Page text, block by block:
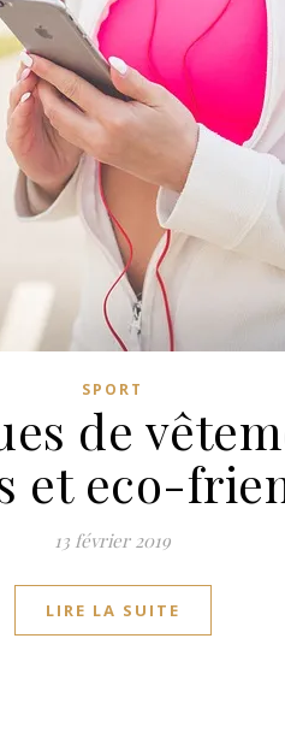
SPORT
de
et eco-
13 février 2019
LIRE LA SUITE